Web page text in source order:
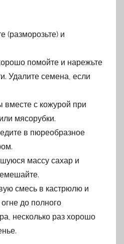
(разморозьте) и
помойте и нарежьте
Удалите семена, если
вместе с кожурой при
мясорубки.
в пюреобразное
массу сахар и
смесь в кастрюлю и
до полного
несколько раз хорошо